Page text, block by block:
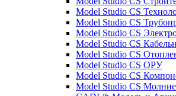
Model Studio CS
Model Studio CS
Model Studio CS
Model Studio CS
Model Studio CS
Model Studio CS ОРУ
Model Studio CS
Model Studio CS